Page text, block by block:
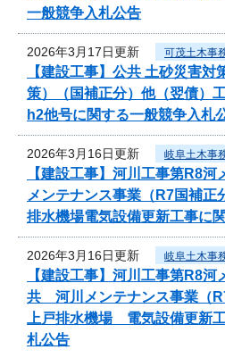
一般競争入札公告
2026年3月17日更新 可茂土木事
【建設工事】公共 土砂災害
策）（国補正分）他（翌債）
h2他号に関する一般競争入札
2026年3月16日更新 岐阜土木事
【建設工事】河川工事第R8
メンテナンス事業（R7国補正
排水機場電気設備更新工事に
2026年3月16日更新 岐阜土木事
【建設工事】河川工事第R8
共 河川メンテナンス事業（
上戸排水機場 電気設備更新
札公告